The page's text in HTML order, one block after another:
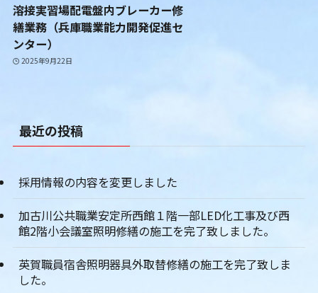
溶接実習場配電盤内ブレーカー修
繕業務（兵庫職業能力開発促進セ
ンター）
2025年9月22日
最近の投稿
採用情報の内容を変更しました
加古川公共職業安定所西館１階一部LED化工事及び西
館2階小会議室照明修繕の施工を完了致しました。
英賀職員宿舎照明器具外取替修繕の施工を完了致しま
した。